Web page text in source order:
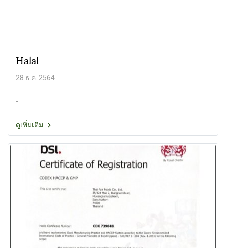
Halal
28 ธ.ค. 2564
-
ดูเพิ่มเติม